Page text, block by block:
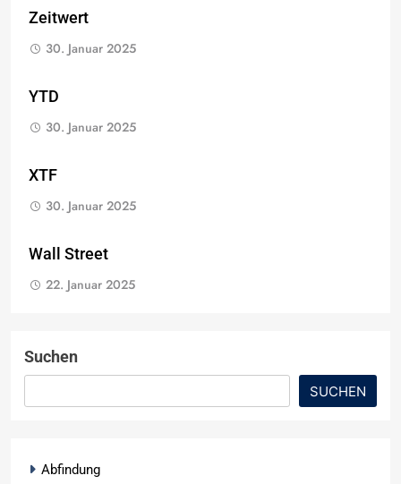
Zeitwert
30. Januar 2025
YTD
30. Januar 2025
XTF
30. Januar 2025
Wall Street
22. Januar 2025
Suchen
SUCHEN
Abfindung